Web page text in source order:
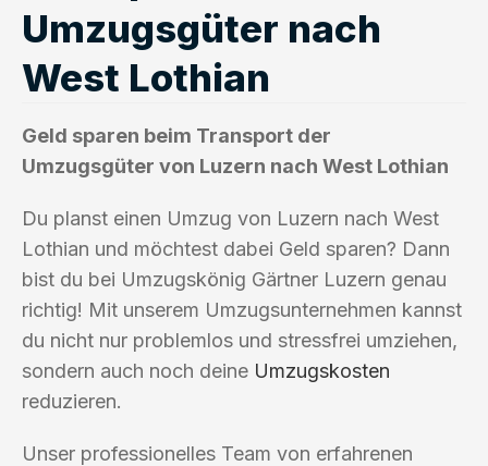
Umzugsgüter nach
West Lothian
Geld sparen beim Transport der
Umzugsgüter von Luzern nach West Lothian
Du planst einen Umzug von Luzern nach West
Lothian und möchtest dabei Geld sparen? Dann
bist du bei Umzugskönig Gärtner Luzern genau
richtig! Mit unserem Umzugsunternehmen kannst
du nicht nur problemlos und stressfrei umziehen,
sondern auch noch deine Umzugskosten
reduzieren.
Unser professionelles Team von erfahrenen